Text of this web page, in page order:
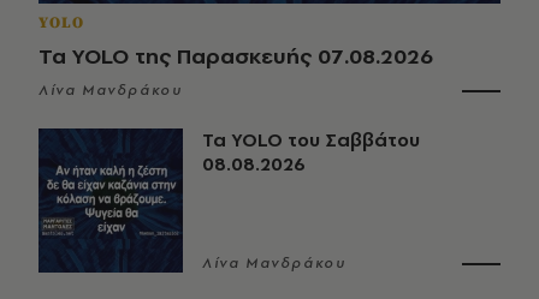
YOLO
Τα YOLO της Παρασκευής 07.08.2026
Λίνα Μανδράκου
Τα YOLO του Σαββάτου
08.08.2026
Λίνα Μανδράκου